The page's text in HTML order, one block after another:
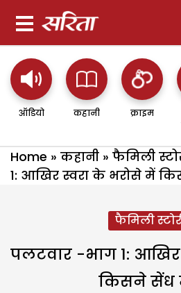
ऑडियो कहानी क्राइम
Home » कहानी » फैमिली
1: आखिर स्वरा के भरोसे में
फैमिली
पलटवार -भाग 1:
किसने सेंध